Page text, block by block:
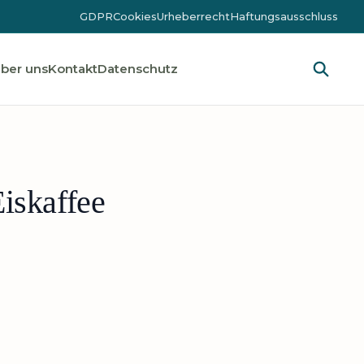
GDPRCookiesUrheberrechtHaftungsausschluss
unsKontaktDatenschutz